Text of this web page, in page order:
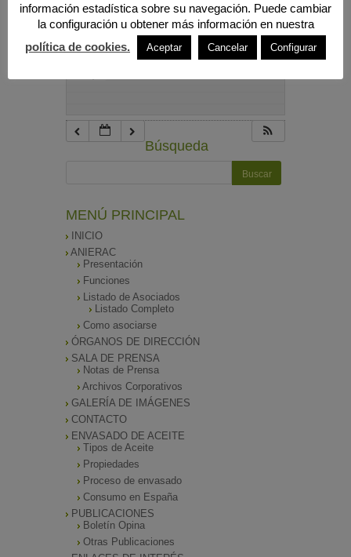
10:00 pm
Búsqueda
MENÚ PRINCIPAL
INICIO
ANIERAC
Presentación
Funciones
Listado de Asociados
Listado Completo
Como asociarse
ÓRGANOS DE DIRECCIÓN
SALA DE PRENSA
Notas de Prensa
Archivos Corporativos
GALERÍA DE IMÁGENES
CONTACTO
ENVASADO DE ACEITE
Tipos de Aceite
Propiedades
Proceso de envasado
Consumo en España
PUBLICACIONES
Boletín Opina
Otras Publicaciones
información estadística sobre su navegación. Puede cambiar
la configuración u obtener más información en nuestra
política de cookies.
Aceptar Cancelar Configurar